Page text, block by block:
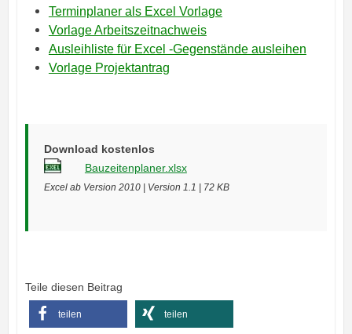
Terminplaner als Excel Vorlage
Vorlage Arbeitszeitnachweis
Ausleihliste für Excel -Gegenstände ausleihen
Vorlage Projektantrag
Download kostenlos
Bauzeitenplaner.xlsx
Excel ab Version 2010 | Version 1.1 | 72 KB
Teile diesen Beitrag
teilen teilen